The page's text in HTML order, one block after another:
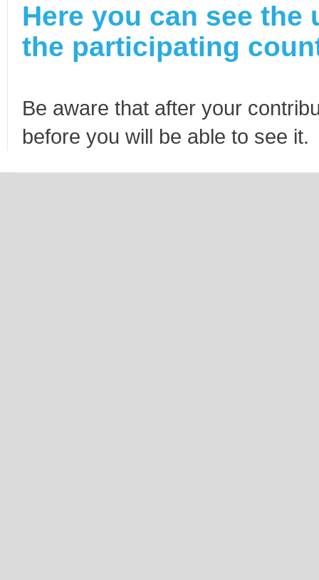
Here you can see
the participating
Be aware that after your
before you will be able to see it.